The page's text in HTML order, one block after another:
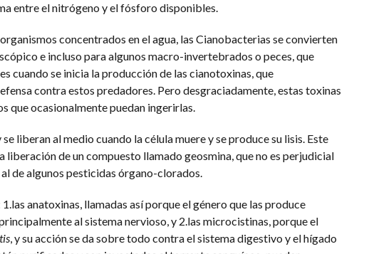
entre el nitrógeno y el fósforo disponibles.
concentrados en el agua, las Cianobacterias se convierten
e incluso para algunos macro-invertebrados o peces, que
cuando se inicia la producción de las cianotoxinas, que
contra estos predadores. Pero desgraciadamente, estas toxinas
que ocasionalmente puedan ingerirlas.
liberan al medio cuando la célula muere y se produce su lisis. Este
liberación de un compuesto llamado geosmina, que no es perjudicial
de algunos pesticidas órgano-clorados.
anatoxinas, llamadas así porque el género que las produce
al sistema nervioso, y 2.las microcistinas, porque el
, y su acción se da sobre todo contra el sistema digestivo y el hígado